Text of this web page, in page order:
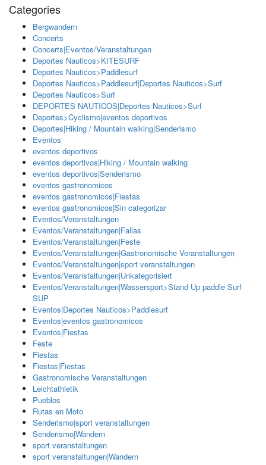
Categories
Bergwandern
Concerts
Concerts|Eventos/Veranstaltungen
Deportes Nauticos>KITESURF
Deportes Nauticos>Paddlesurf
Deportes Nauticos>Paddlesurf|Deportes Nauticos>Surf
Deportes Nauticos>Surf
DEPORTES NAUTICOS|Deportes Nauticos>Surf
Deportes>Cyclismo|eventos deportivos
Deportes|Hiking / Mountain walking|Senderismo
Eventos
eventos deportivos
eventos deportivos|Hiking / Mountain walking
eventos deportivos|Senderismo
eventos gastronomicos
eventos gastronomicos|Fiestas
eventos gastronomicos|Sin categorizar
Eventos/Veranstaltungen
Eventos/Veranstaltungen|Fallas
Eventos/Veranstaltungen|Feste
Eventos/Veranstaltungen|Gastronomische Veranstaltungen
Eventos/Veranstaltungen|sport veranstaltungen
Eventos/Veranstaltungen|Unkategorisiert
Eventos/Veranstaltungen|Wassersport>Stand Up paddle Surf
SUP
Eventos|Deportes Nauticos>Paddlesurf
Eventos|eventos gastronomicos
Eventos|Fiestas
Feste
Fiestas
Fiestas|Fiestas
Gastronomische Veranstaltungen
Leichtathletik
Pueblos
Rutas en Moto
Senderismo|sport veranstaltungen
Senderismo|Wandern
sport veranstaltungen
sport veranstaltungen|Wandern